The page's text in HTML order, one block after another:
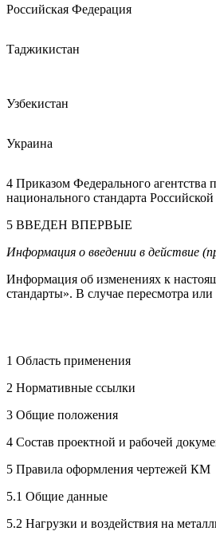
Российская Федерация
Таджикистан
Узбекистан
Украина
4 Приказом Федерального агентства
национального стандарта
5 ВВЕДЕН ВПЕРВЫЕ
Информация о введении в действие
Информация об изменениях к
стандарты». В случае пересмотра
1 Область применения
2 Нормативные ссылки
3 Общие положения
4 Состав проектной и рабочей
5 Правила оформления чертежей КМ
5.1 Общие данные
5.2 Нагрузки и воздействия на